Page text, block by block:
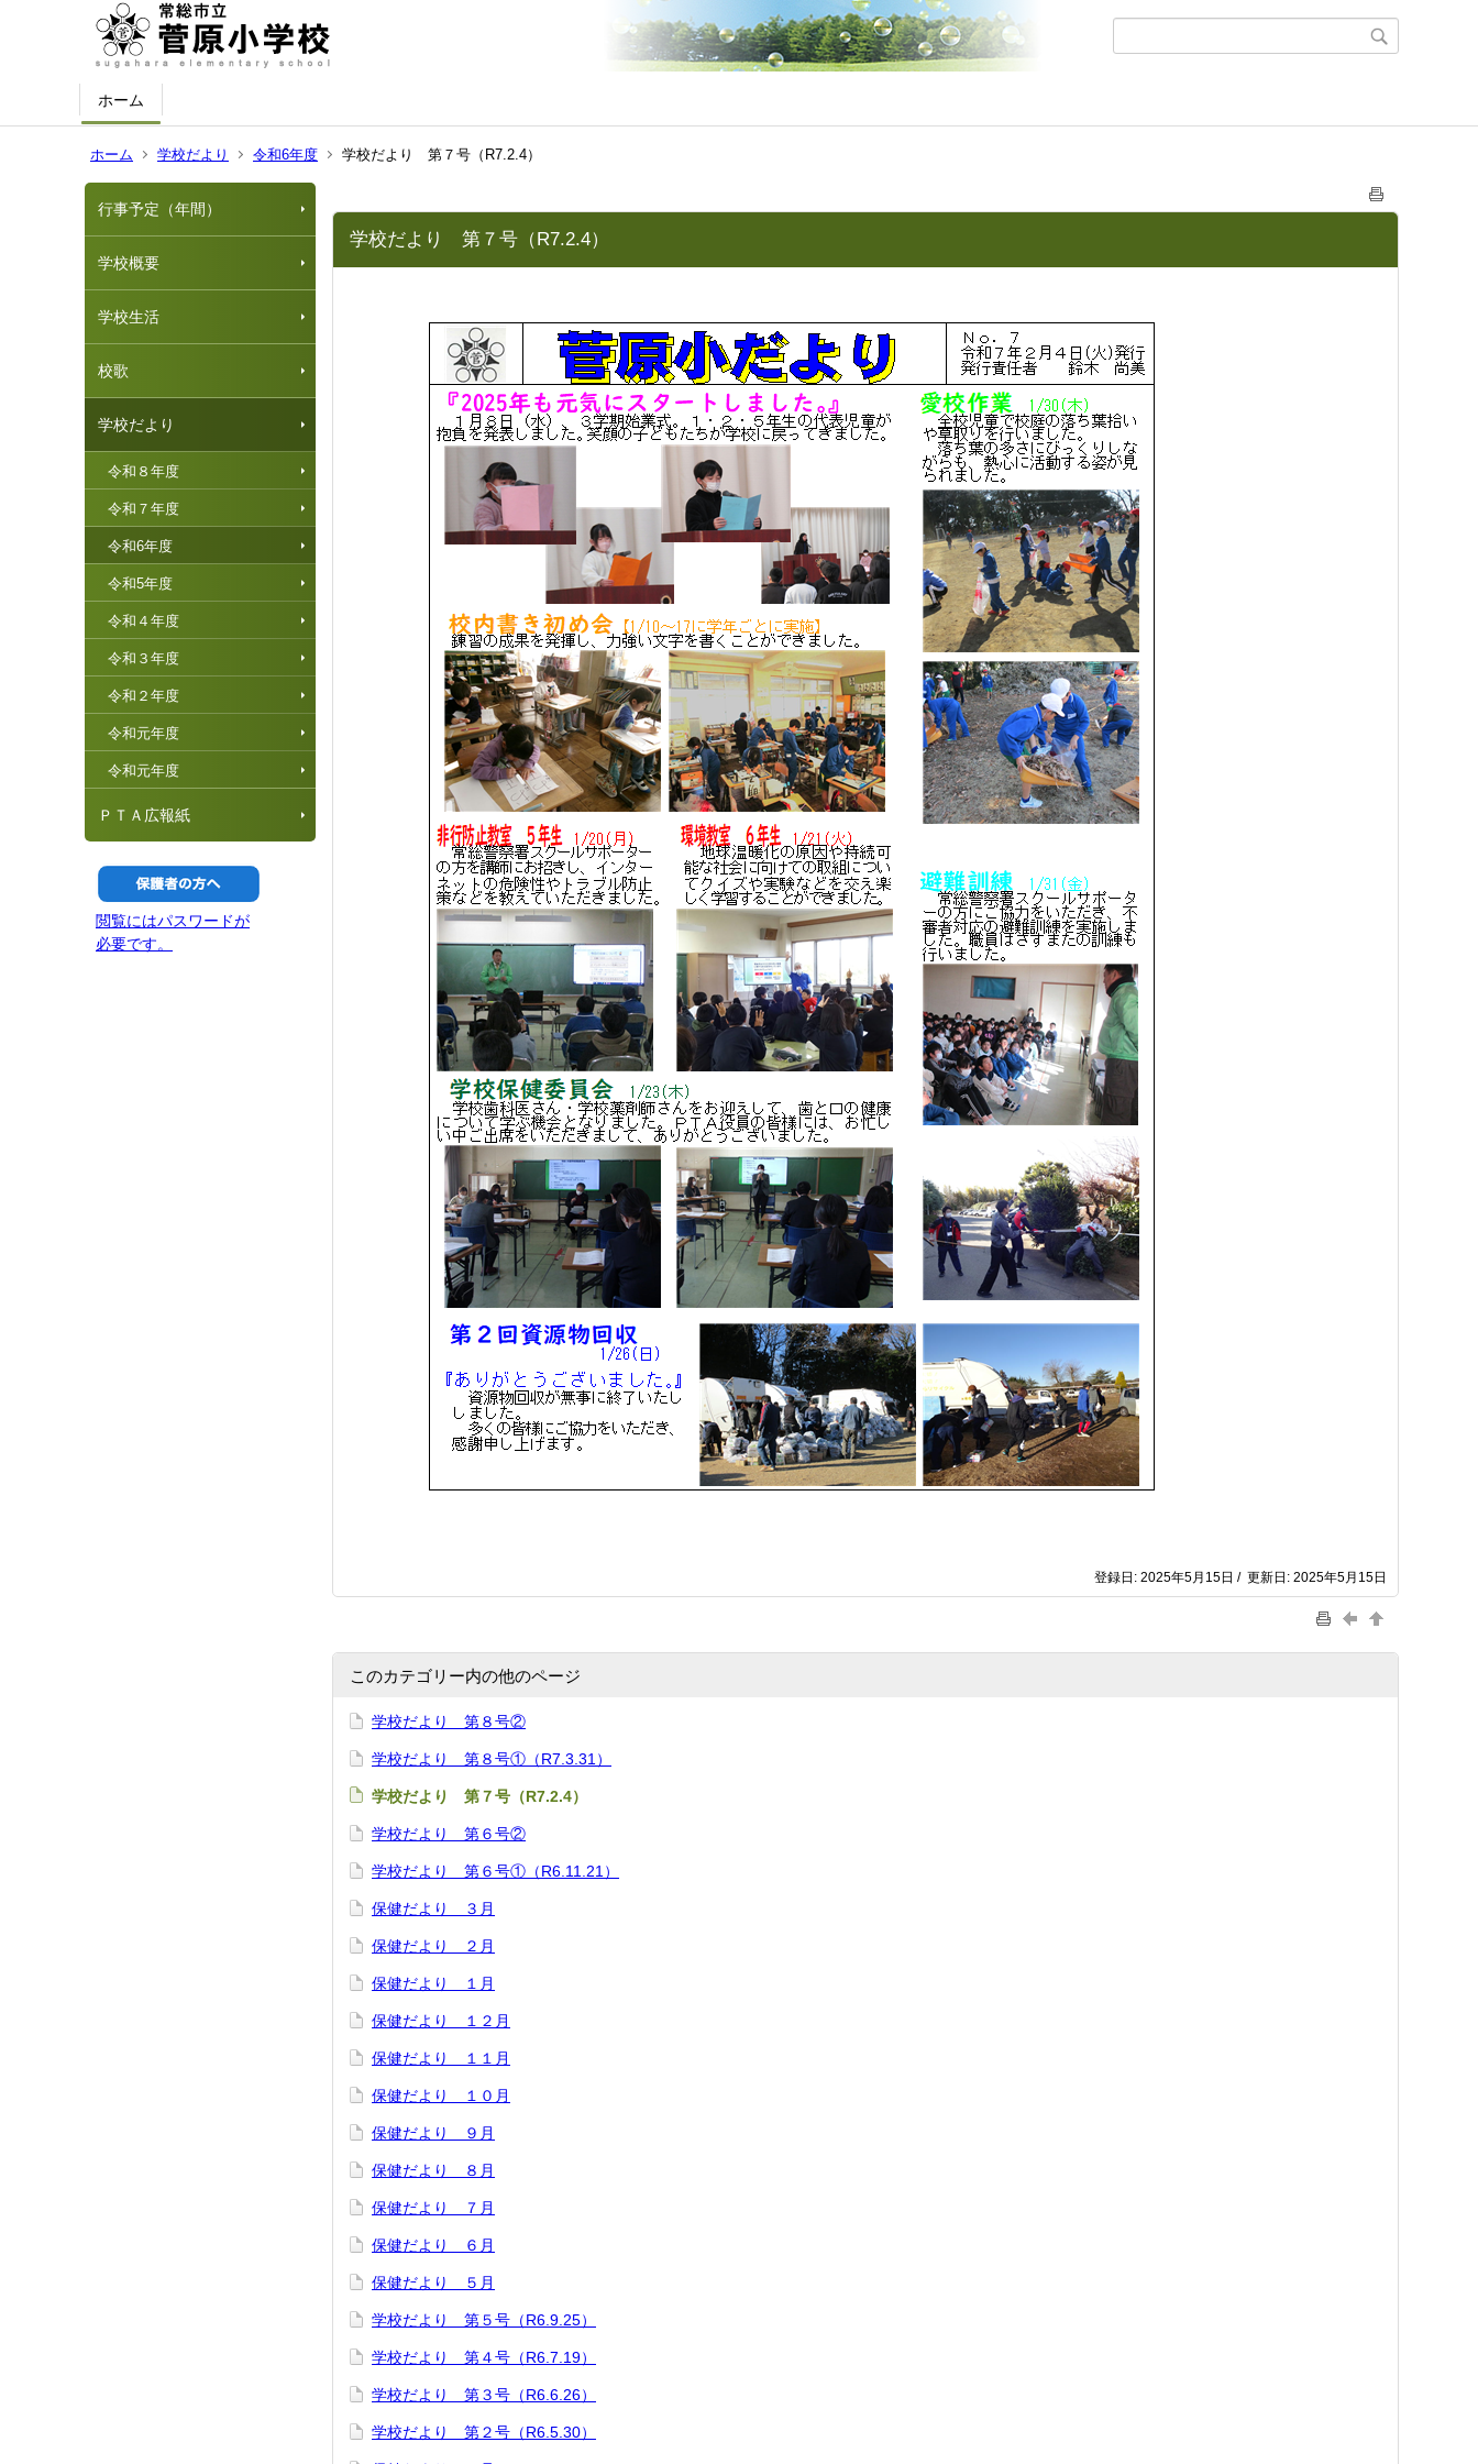
ホーム
ホーム 学校だより 令和6年度 学校だより 第７号（R7.2.4）
行事予定（年間）
学校概要
学校生活
校歌
学校だより
令和８年度
令和７年度
令和6年度
令和5年度
令和４年度
令和３年度
令和２年度
令和元年度
令和元年度
ＰＴＡ広報紙
閲覧にはパスワードが
必要です。
学校だより 第７号（R7.2.4）
登録日: 2025年5月15日 / 更新日: 2025年5月15日
このカテゴリー内の他のページ
学校だより 第８号②
学校だより 第８号①（R7.3.31）
学校だより 第７号（R7.2.4）
学校だより 第６号②
学校だより 第６号①（R6.11.21）
保健だより ３月
保健だより ２月
保健だより １月
保健だより １２月
保健だより １１月
保健だより １０月
保健だより ９月
保健だより ８月
保健だより ７月
保健だより ６月
保健だより ５月
学校だより 第５号（R6.9.25）
学校だより 第４号（R6.7.19）
学校だより 第３号（R6.6.26）
学校だより 第２号（R6.5.30）